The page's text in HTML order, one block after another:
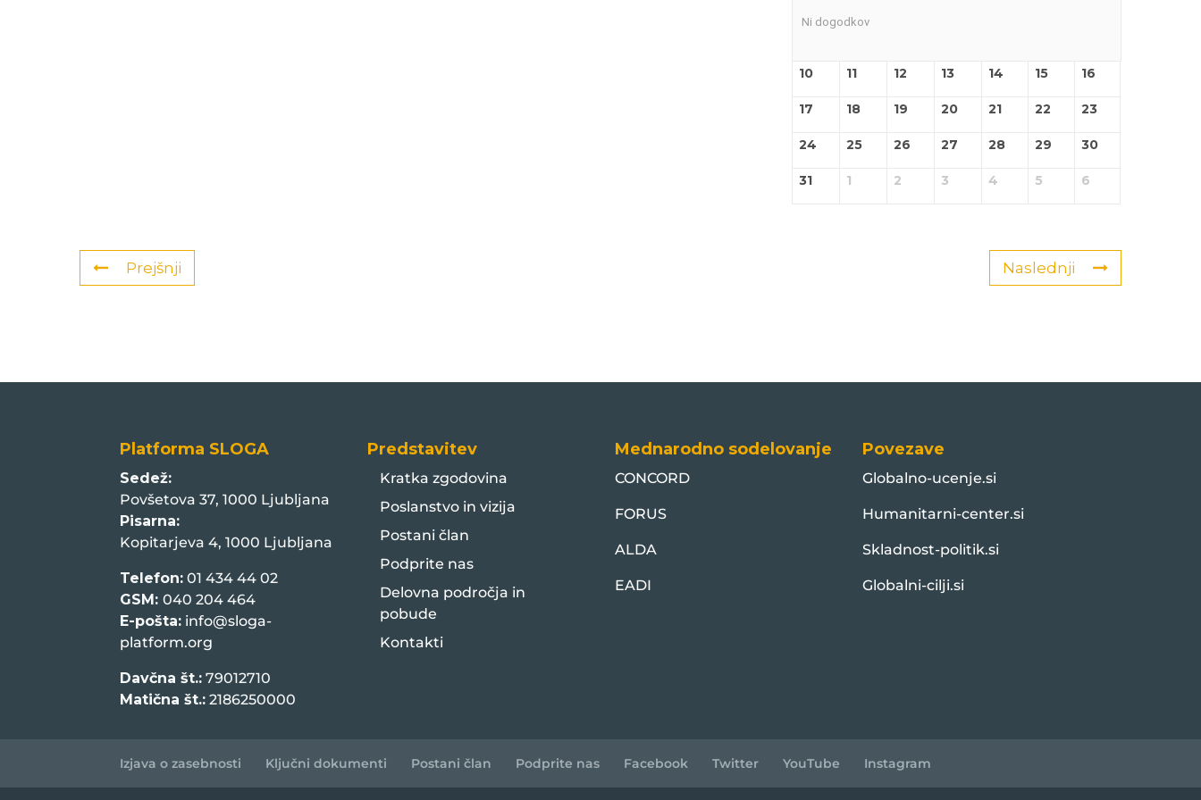
Ni dogodkov
10 11 12 13 14 15 16
17 18 19 20 21 22 23
24 25 26 27 28 29 30
31 1 2 3 4 5 6
Prejšnji Naslednji
Platforma SLOGA
Sedež:
Povšetova 37, 1000 Ljubljana
Pisarna:
Kopitarjeva 4, 1000 Ljubljana
Telefon: 01 434 44 02
GSM:040 204 464
E-pošta: info@sloga-
platform.org
Davčna št.: 79012710
Matična št.: 2186250000
Predstavitev
Kratka zgodovina
Poslanstvo in vizija
Postani član
Podprite nas
Delovna področja in
pobude
Kontakti
Mednarodno sodelovanje
CONCORD
FORUS
ALDA
EADI
Povezave
Globalno-ucenje.si
Humanitarni-center.si
Skladnost-politik.si
Globalni-cilji.si
Izjava o zasebnosti Ključni dokumenti Postani član Podprite nas Facebook Twitter YouTube Instagram